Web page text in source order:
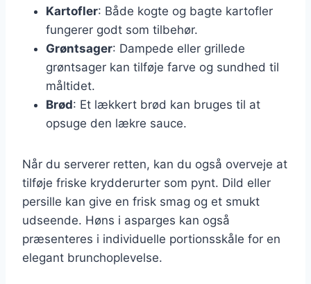
Kartofler: Både kogte og bagte kartofler
fungerer godt som tilbehør.
Grøntsager: Dampede eller grillede
grøntsager kan tilføje farve og sundhed til
måltidet.
Brød: Et lækkert brød kan bruges til at
opsuge den lækre sauce.
Når du serverer retten, kan du også overveje at
tilføje friske krydderurter som pynt. Dild eller
persille kan give en frisk smag og et smukt
udseende. Høns i asparges kan også
præsenteres i individuelle portionsskåle for en
elegant brunchoplevelse.